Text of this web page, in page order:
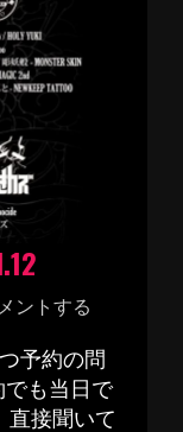
ントする
予約の問
も当日で
直接聞いて